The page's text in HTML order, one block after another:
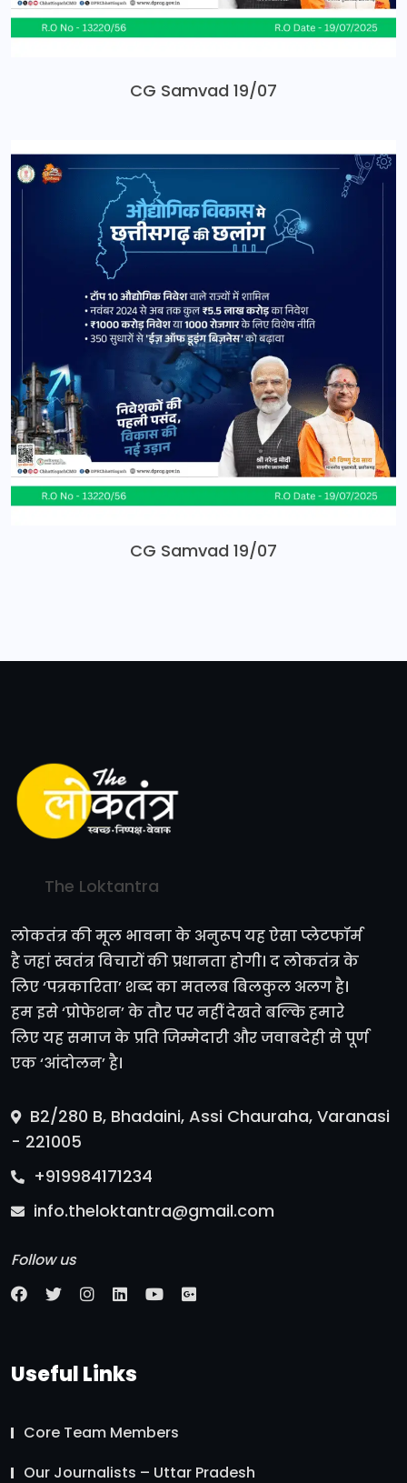
CG Samvad 19/07
CG Samvad 19/07
The Loktantra
लोकतंत्र की मूल भावना के अनुरूप यह ऐसा प्लेटफॉर्म
है जहां स्वतंत्र विचारों की प्रधानता होगी। द लोकतंत्र के
लिए ‘पत्रकारिता’ शब्द का मतलब बिलकुल अलग है।
हम इसे ‘प्रोफेशन’ के तौर पर नहीं देखते बल्कि हमारे
लिए यह समाज के प्रति जिम्मेदारी और जवाबदेही से पूर्ण
एक ‘आंदोलन’ है।
B2/280 B, Bhadaini, Assi Chauraha, Varanasi
- 221005
+919984171234
info.theloktantra@gmail.com
Follow us
Useful Links
Core Team Members
Our Journalists – Uttar Pradesh